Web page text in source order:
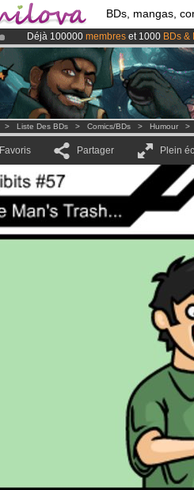
BDs, mangas,
Déjà 100000 membres et 1000 BDs &
LeKickstarter Amilova est désormais
Abonnement premium: à partir de
> Liste Des BDs > Comics/BDs > Humour >
Favoris Partager Plein